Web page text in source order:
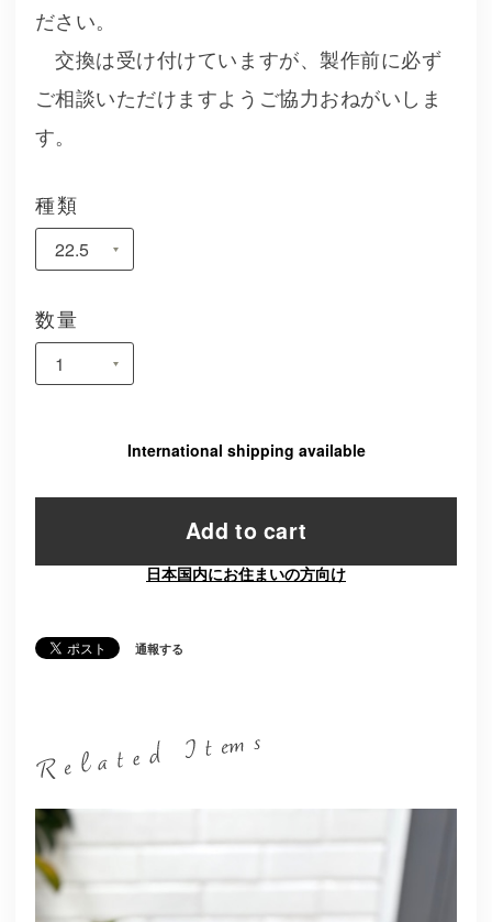
ださい。
交換は受け付けていますが、製作前に必ず
ご相談いただけますようご協力おねがいしま
す。
種類
数量
International shipping available
Add to cart
日本国内にお住まいの方向け
通報する